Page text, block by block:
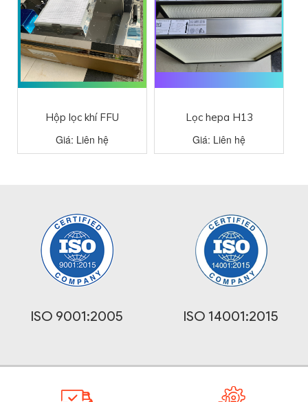
Hộp lọc khí FFU
Giá: Liên hệ
Lọc hepa H13
Giá: Liên hệ
ISO 9001:2005 ISO 14001:2015